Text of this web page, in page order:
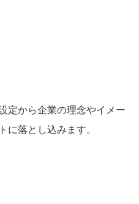
定から企業の理念やイメー
に落とし込みます。